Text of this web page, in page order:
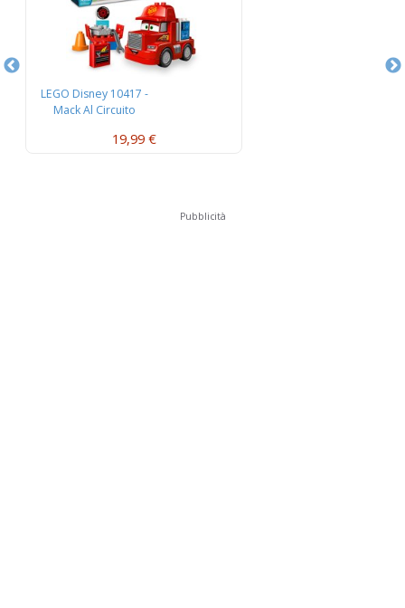
LEGO Disney 10417 -
Mack Al Circuito
19,99 €
Pubblicità